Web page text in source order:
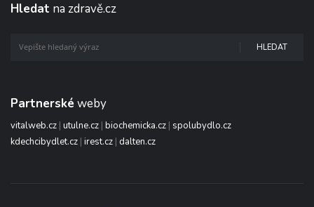
Hledat na zdravě.cz
HLEDAT
Partnerské weby
vitalweb.cz | utulne.cz | biochemicka.cz | spolubydlo.cz
kdechcibydlet.cz | irest.cz | dalten.cz